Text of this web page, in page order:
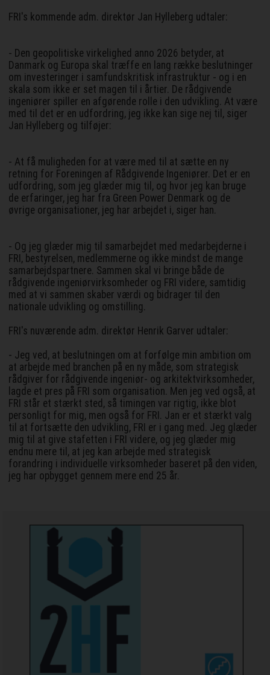
FRI's kommende adm. direktør Jan Hylleberg udtaler:
- Den geopolitiske virkelighed anno 2026 betyder, at
Danmark og Europa skal træffe en lang række beslutninger
om investeringer i samfundskritisk infrastruktur - og i en
skala som ikke er set magen til i årtier. De rådgivende
ingeniører spiller en afgørende rolle i den udvikling. At være
med til det er en udfordring, jeg ikke kan sige nej til, siger
Jan Hylleberg og tilføjer:
- At få muligheden for at være med til at sætte en ny
retning for Foreningen af Rådgivende Ingeniører. Det er en
udfordring, som jeg glæder mig til, og hvor jeg kan bruge
de erfaringer, jeg har fra Green Power Denmark og de
øvrige organisationer, jeg har arbejdet i, siger han.
- Og jeg glæder mig til samarbejdet med medarbejderne i
FRI, bestyrelsen, medlemmerne og ikke mindst de mange
samarbejdspartnere. Sammen skal vi bringe både de
rådgivende ingeniørvirksomheder og FRI videre, samtidig
med at vi sammen skaber værdi og bidrager til den
nationale udvikling og omstilling.
FRI's nuværende adm. direktør Henrik Garver udtaler:
- Jeg ved, at beslutningen om at forfølge min ambition om
at arbejde med branchen på en ny måde, som strategisk
rådgiver for rådgivende ingeniør- og arkitektvirksomheder,
lagde et pres på FRI som organisation. Men jeg ved også, at
FRI står et stærkt sted, så timingen var rigtig, ikke blot
personligt for mig, men også for FRI. Jan er et stærkt valg
til at fortsætte den udvikling, FRI er i gang med. Jeg glæder
mig til at give stafetten i FRI videre, og jeg glæder mig
endnu mere til, at jeg kan arbejde med strategisk
forandring i individuelle virksomheder baseret på den viden,
jeg har opbygget gennem mere end 25 år.